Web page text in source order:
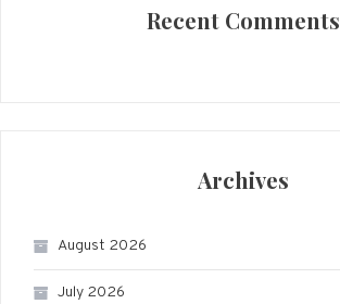
Recent Comments
Archives
August 2026
July 2026